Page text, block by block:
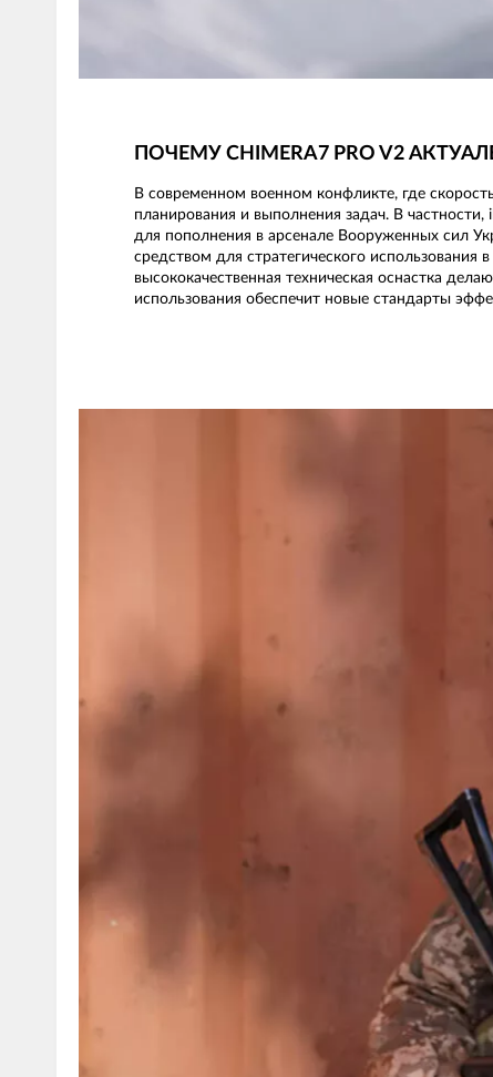
ПОЧЕМУ CHIMERA7 PRO V2
В современном военном конфликте, где
планирования и выполнения задач. В
для пополнения в арсенале Вооруженных сил
средством для стратегического
высококачественная техническая оснастка
использования обеспечит новые стандарты